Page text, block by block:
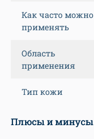
Как часто можно
применять
Область
применения
Тип кожи
Плюсы и минусы